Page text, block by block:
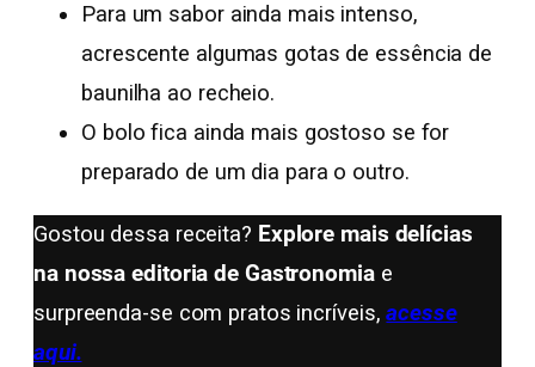
Para um sabor ainda mais intenso,
acrescente algumas gotas de essência de
baunilha ao recheio.
O bolo fica ainda mais gostoso se for
preparado de um dia para o outro.
Gostou dessa receita? Explore mais delícias
na nossa editoria de Gastronomiae
surpreenda-se com pratos incríveis,acesse
aqui.